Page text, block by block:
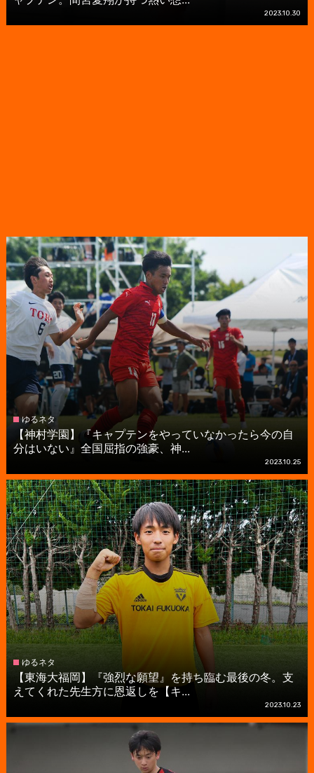
2023.10.30
ゆるネタ
【神村学園】『キャプテンをやっていなかったら今の自
分はいない』全国屈指の強豪、神...
2023.10.25
ゆるネタ
【東海大福岡】『強烈な願望』を持ち臨む最後の冬。支
えてくれた先生方に恩返しを【キ...
2023.10.23